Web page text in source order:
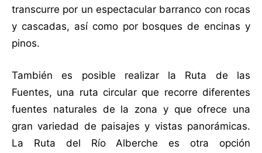
transcurre por un espectacular barranco con rocas
y cascadas, así como por bosques de encinas y
pinos.
También es posible realizar la Ruta de las
Fuentes, una ruta circular que recorre diferentes
fuentes naturales de la zona y que ofrece una
gran variedad de paisajes y vistas panorámicas.
La Ruta del Río Alberche es otra opción